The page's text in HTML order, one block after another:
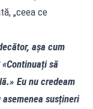
„ceea ce
așa cum
să
Eu nu credeam
susțineri